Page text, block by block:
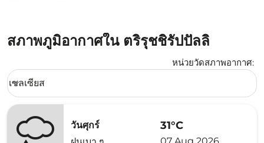
สภาพภูมิอากาศใน ตริรุชชิรัปปัลลิ
หน่วยวัดสภาพอากาศ:
Weather unit option เซลเซียส Selected
เซลเซียส
keyboard_arrow_down
วันศุกร์
31°C
07 Aug 2026